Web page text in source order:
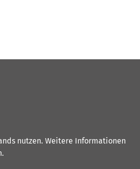
nutzen. Weitere Informationen